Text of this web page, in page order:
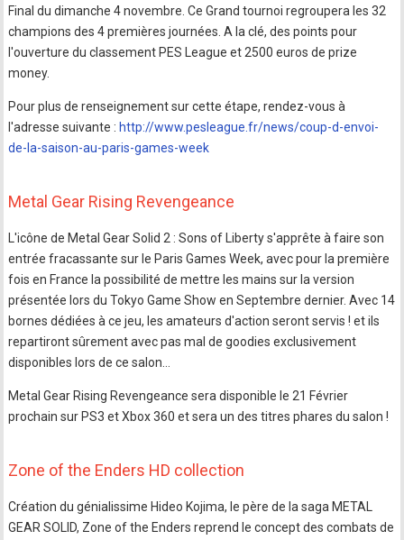
Final du dimanche 4 novembre. Ce Grand tournoi regroupera les 32
champions des 4 premières journées. A la clé, des points pour
l'ouverture du classement PES League et 2500 euros de prize
money.
Pour plus de renseignement sur cette étape, rendez-vous à
l'adresse suivante : http://www.pesleague.fr/news/coup-d-envoi-
de-la-saison-au-paris-games-week
Metal Gear Rising Revengeance
L'icône de Metal Gear Solid 2 : Sons of Liberty s'apprête à faire son
entrée fracassante sur le Paris Games Week, avec pour la première
fois en France la possibilité de mettre les mains sur la version
présentée lors du Tokyo Game Show en Septembre dernier. Avec 14
bornes dédiées à ce jeu, les amateurs d'action seront servis ! et ils
repartiront sûrement avec pas mal de goodies exclusivement
disponibles lors de ce salon…
Metal Gear Rising Revengeance sera disponible le 21 Février
prochain sur PS3 et Xbox 360 et sera un des titres phares du salon !
Zone of the Enders HD collection
Création du génialissime Hideo Kojima, le père de la saga METAL
GEAR SOLID, Zone of the Enders reprend le concept des combats de